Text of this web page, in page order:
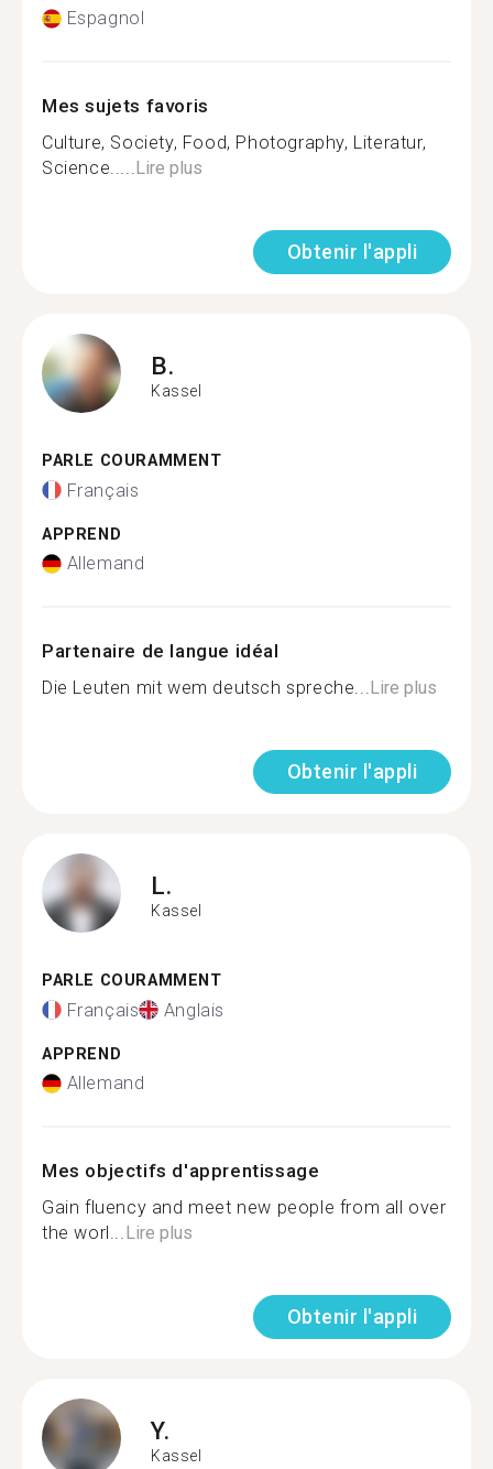
Espagnol
Mes sujets favoris
Culture, Society, Food, Photography, Literatur,
Science.....Lire plus
Obtenir l'appli
B.
Kassel
PARLE COURAMMENT
Français
APPREND
Allemand
Partenaire de langue idéal
Die Leuten mit wem deutsch spreche...Lire plus
Obtenir l'appli
L.
Kassel
PARLE COURAMMENT
Français Anglais
APPREND
Allemand
Mes objectifs d'apprentissage
Gain fluency and meet new people from all over
the worl...Lire plus
Obtenir l'appli
Y.
Kassel